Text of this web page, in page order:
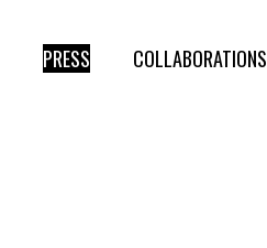
PRESS COLLABORATIONS